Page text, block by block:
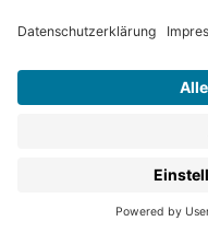
Thienemann-Esslinger